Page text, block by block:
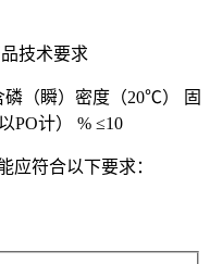
技术要求
（瞬）密度（20℃） 固
PO计） % ≤10
应符合以下要求：